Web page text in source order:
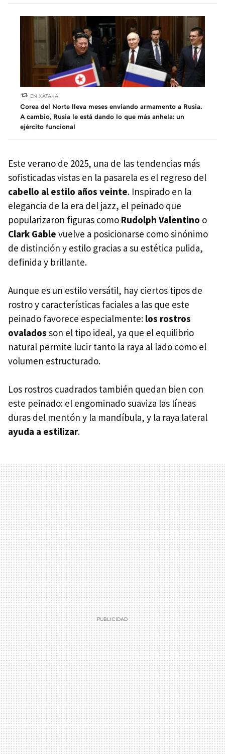
EN XATAKA
Corea del Norte lleva meses enviando armamento a Rusia.
A cambio, Rusia le está dando lo que más anhela: un
ejército funcional
Este verano de 2025, una de las tendencias más
sofisticadas vistas en la pasarela es el regreso del
cabello al estilo años veinte. Inspirado en la
elegancia de la era del jazz, el peinado que
popularizaron figuras como Rudolph Valentino o
Clark Gable vuelve a posicionarse como sinónimo
de distinción y estilo gracias a su estética pulida,
definida y brillante.
Aunque es un estilo versátil, hay ciertos tipos de
rostro y características faciales a las que este
peinado favorece especialmente: los rostros
ovalados son el tipo ideal, ya que el equilibrio
natural permite lucir tanto la raya al lado como el
volumen estructurado.
Los rostros cuadrados también quedan bien con
este peinado: el engominado suaviza las líneas
duras del mentón y la mandíbula, y la raya lateral
ayuda a estilizar.